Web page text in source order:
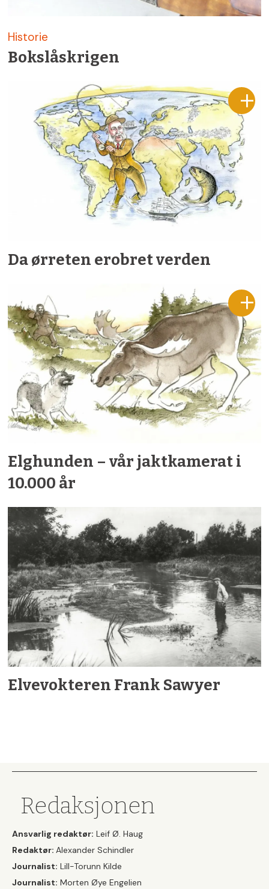
Historie
Bokslås­krigen
Da ørreten erobret verden
Elghunden – vår jaktkamerat i
10.000 år
Elvevokteren Frank Sawyer
Redaksjonen
Ansvarlig redaktør: Leif Ø. Haug
Redaktør: Alexander Schindler
Journalist: Lill-Torunn Kilde
Journalist: Morten Øye Engelien